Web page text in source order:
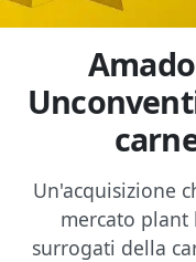
Un'acquisizione
mercato plant
surrogati della